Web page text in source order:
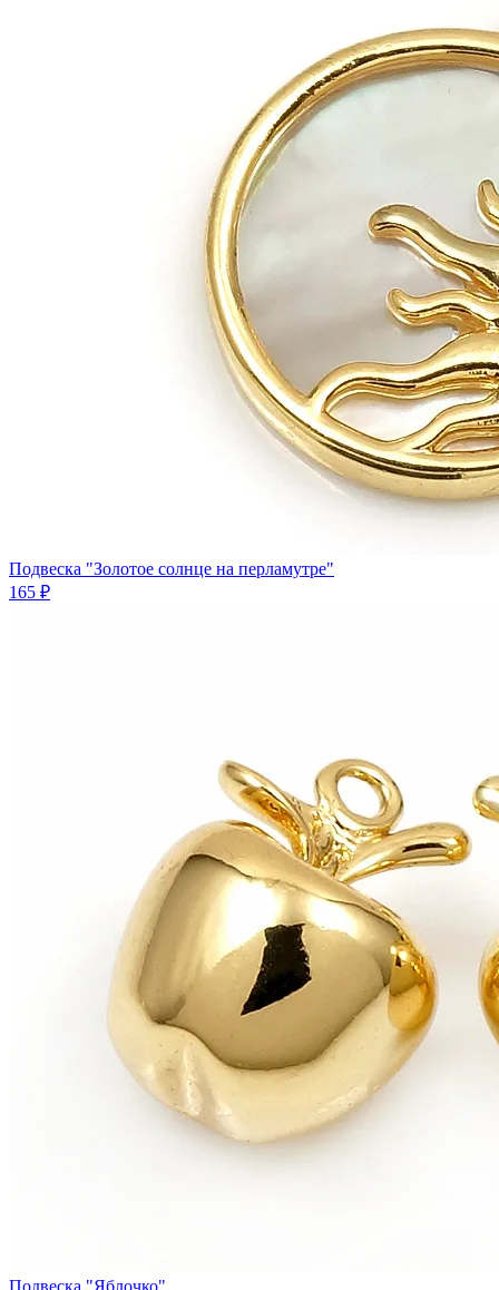
Подвеска "Золотое солнце на перламутре"
165 ₽
Подвеска "Яблочко"